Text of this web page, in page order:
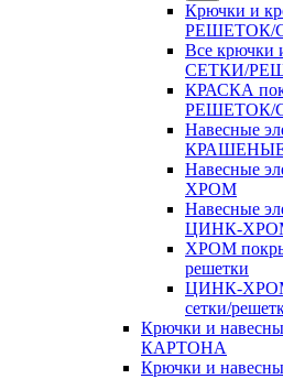
Крючки и
РЕШЕТОК/
Все крючки
СЕТКИ/
КРАСКА
РЕШЕТОК/
Навесные
Навесные
ХРОМ
Навесные
ЦИНК-
ХРОМ
решетки
ЦИНК-ХРОМ
сетки/
Крючки и
КАРТОНА
Крючки и